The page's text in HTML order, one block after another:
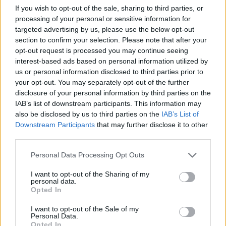
If you wish to opt-out of the sale, sharing to third parties, or
processing of your personal or sensitive information for
targeted advertising by us, please use the below opt-out
section to confirm your selection. Please note that after your
opt-out request is processed you may continue seeing
interest-based ads based on personal information utilized by
us or personal information disclosed to third parties prior to
your opt-out. You may separately opt-out of the further
disclosure of your personal information by third parties on the
IAB’s list of downstream participants. This information may
also be disclosed by us to third parties on the IAB’s List of
Downstream Participants that may further disclose it to other
Personal Data Processing Opt Outs
I want to opt-out of the Sharing of my
personal data.
Opted In
I want to opt-out of the Sale of my
Personal Data.
Opted In
Camaro som bruksbil?! 57 svar
Senaste inlägget avEv_volvo142 torsdag 22:10iProjekt
Volkswagen split bus t1 1962 2559 svar
Senaste inlägget avDr_snuggels torsdag 21:09i Projekt
Golf Mk2 16v Turbo 137 svar
Senaste inlägget av16vt4m torsdag 19:51iProjekt
Vw 1956 oval prosjekt 11 svar
Senaste inlägget avjarleb torsdag 17:26iProjekt
Volvo 245 ?Turbo? 40 svar
Senaste inlägget avMarurb1 onsdag 23:42
Renovering av en Honda Civic Aerodeck
VTi
Senaste inlägget av
Nyaste forumtrådarna